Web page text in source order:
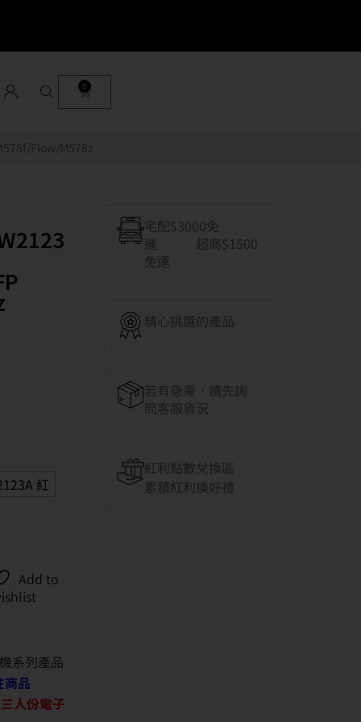
0
Flow/M578z
紅
Add to
系列產品
商品
人份電子
宅配$3000免
運 超商$1500
免運
精心挑選的產品
若有急需，請先詢
問客服貨況
紅利點數兌換區
累積紅利換好禮